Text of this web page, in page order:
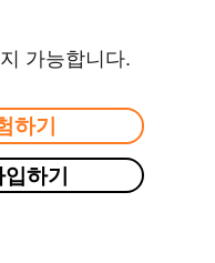
가능합니다.
하기
하기